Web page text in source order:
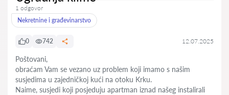
1 odgovor
Nekretnine i građevinarstvo
0 742 12.07.2025
Poštovani,
obraćam Vam se vezano uz problem koji imamo s našim
susjedima u zajedničkoj kući na otoku Krku.
Naime, susjedi koji posjeduju apartman iznad našeg instalirali